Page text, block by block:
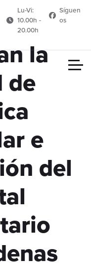
Lu-Vi:
10.00h -
20.00h
Síguen
os
la
de
e
del